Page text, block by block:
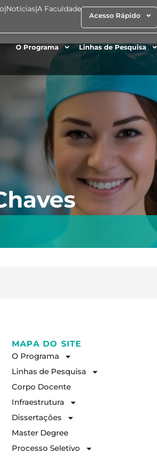
|Notícias|A Faculdade
Acesso Rápido
O Programa Linhas de Pesquisa
MAPA DO SITE
O Programa
Linhas de Pesquisa
Corpo Docente
Infraestrutura
Dissertações
Master Degree
Processo Seletivo